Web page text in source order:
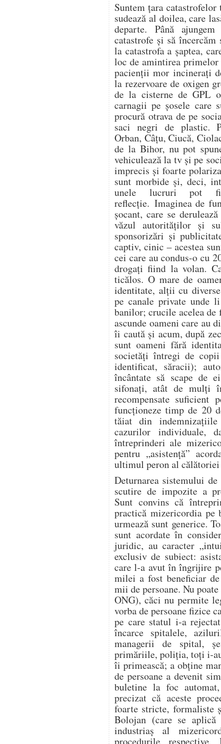
Suntem țara
sudează al doilea, care
departe. Până
catastrofe și să
la catastrofa a șaptea,
loc de amintirea
pacienții mor incinerați
la rezervoare de oxigen
de la cisterne de GPL
carnagii pe șosele care
procură otrava de pe
saci negri de plastic.
Orban, Câțu, Ciucă,
de la Bihor, nu pot
vehiculează la tv și pe
imprecis și foarte
sunt morbide și, deci,
unele lucruri pot
reflecție. Imaginea de
șocant, care se
văzul autorităților și
sponsorizări și
captiv, cinic – acestea
cei care au condus-o cu
drogați fiind la volan.
ticălos. O mare de
identitate, alții cu
pe canale private unde
banilor; crucile acelea de
ascunde oameni care au
îi caută și acum, după
sunt oameni fără
societăți întregi de
identificat, săracii);
încântate să scape de
sifonați, atât de mulți
recompensate suficient
funcționeze timp de 20
tăiat din
cazurilor individuale,
întreprinderi ale
pentru „asistență”
ultimul peron al
Deturnarea sistemului
scutire de impozite a
Sunt convins că
practică mizericordia pe
urmează sunt generice.
sunt acordate în
juridic, au caracter
exclusiv de subiect:
care l-a avut în îngrijire
milei a fost beneficiar
mii de persoane. Nu
ONG), căci nu permite
vorba de persoane fizice
pe care statul i-a
încarce spitalele,
managerii de spital,
primăriile, poliția, toți i-
îi primească; a obține
de persoane a devenit
buletine la foc
precizat că aceste
foarte stricte, formaliste
Bolojan (care se
industriaș al
procedurile